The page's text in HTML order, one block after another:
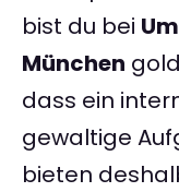
bist du bei
München
dass ein
gewaltige
bieten